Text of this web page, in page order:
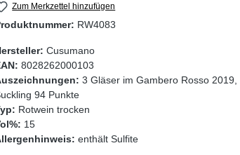
Zum Merkzettel hinzufügen
RW4083
Cusumano
8028262000103
3 Gläser im Gambero Rosso
94 Punkte
Rotwein trocken
15
enthält Sulfite